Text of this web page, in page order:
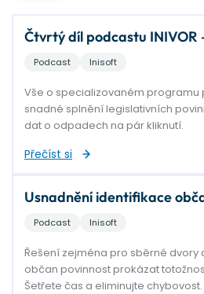
Čtvrtý díl podcastu INIVOR
Podcast Inisoft
Vše o specializovaném
snadné splnění legislativních
dat o odpadech na pár kliknutí.
Přečíst si
Usnadnění identifikace
Podcast Inisoft
Řešení zejména pro sběrné dvory
občan povinnost prokázat
Šetřete čas a eliminujte chybovost.